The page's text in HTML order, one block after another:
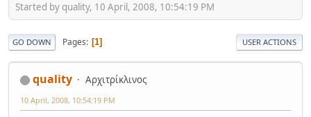
Started by quality, 10 April, 2008, 10:54:19 PM
GO DOWN Pages 1 USER ACTIONS
quality Αρχιτρίκλινος
10 April, 2008, 10:54:19 PM